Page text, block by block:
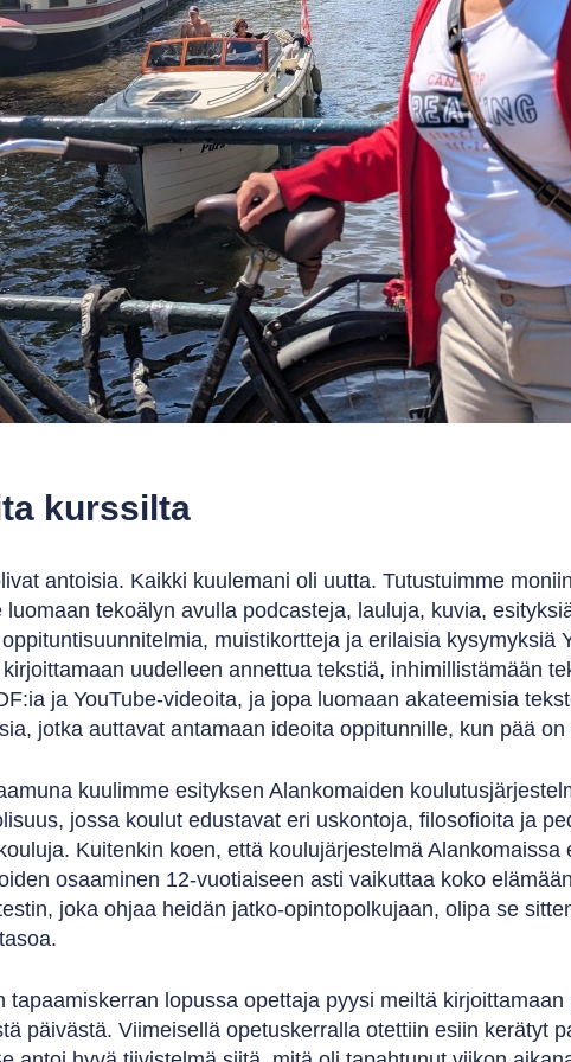
kurssilta
antoisia. Kaikki kuulemani oli uutta. Tutustuimme
luomaan tekoälyn avulla podcasteja, lauluja, kuvia,
muistikortteja ja erilaisia kysymyksiä
uudelleen annettua tekstiä, inhimillistämään
ja YouTube-videoita, ja jopa luomaan akateemisia
jotka auttavat antamaan ideoita oppitunnille, kun pää on
kuulimme esityksen Alankomaiden
jossa koulut edustavat eri uskontoja, filosofioita ja
Kuitenkin koen, että koulujärjestelmä
osaaminen 12-vuotiaiseen asti vaikuttaa koko
joka ohjaa heidän jatko-opintopolkujaan, olipa se
tapaamiskerran lopussa opettaja pyysi meiltä
päivästä. Viimeisellä opetuskerralla otettiin esiin kerätyt